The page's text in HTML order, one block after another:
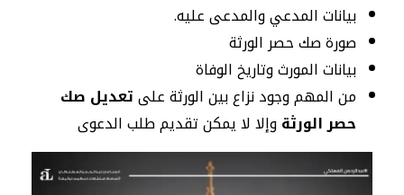
بيانات المدعي والمدعى عليه.
صورة صك حصر الورثة
بيانات المورث وتاريخ الوفاة
من المهم وجود نزاع بين الورثة علىتعديل صك
حصر الورثةوإلا لا يمكن تقديم طلب الدعوى